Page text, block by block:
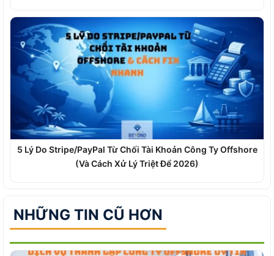
5 Lý Do Stripe/PayPal Từ Chối Tài Khoản Công Ty Offshore
(Và Cách Xử Lý Triệt Để 2026)
NHỮNG TIN CŨ HƠN